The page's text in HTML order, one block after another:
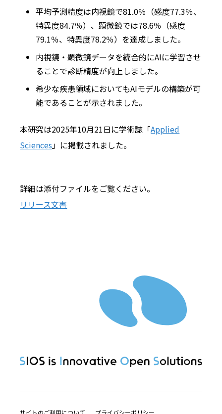
平均予測精度は内視鏡で81.0％（感度77.3％、
特異度84.7％）、顕微鏡では78.6％（感度
79.1％、特異度78.2％）を達成しました。
内視鏡・顕微鏡データを統合的にAIに学習させ
ることで診断精度が向上しました。
希少な疾患領域においてもAIモデルの構築が可
能であることが示されました。
本研究は2025年10月21日に学術誌「Applied
Sciences」に掲載されました。
詳細は添付ファイルをご覧ください。
リリース文書
サイトのご利用について プライバシーポリシー